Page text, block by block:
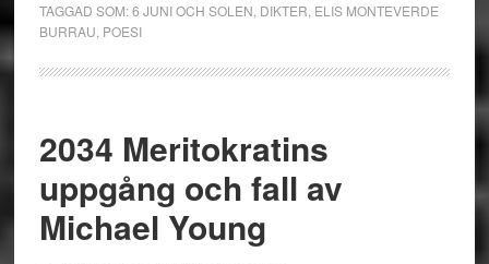
TAGGAD SOM:6 JUNI OCH SOLEN DIKTER ELIS MONTEVERDE
BURRAU POESI
2034 Meritokratins
uppgång och fall av
Michael Young